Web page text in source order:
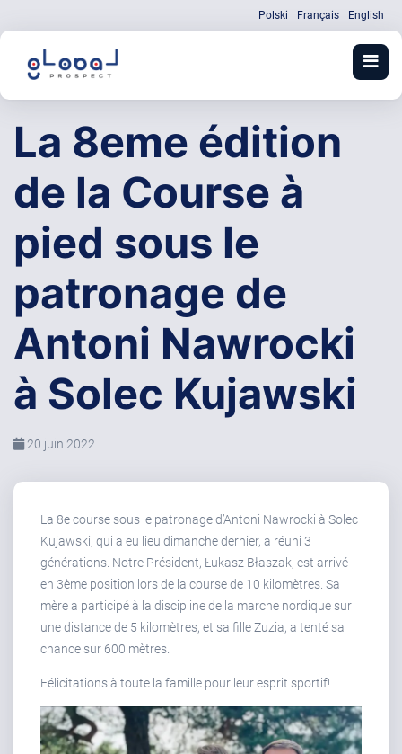
Polski Français English
La 8eme édition
de la Course à
pied sous le
patronage de
Antoni Nawrocki
à Solec Kujawski
20 juin 2022
La 8e course sous le patronage d’Antoni Nawrocki à Solec
Kujawski, qui a eu lieu dimanche dernier, a réuni 3
générations. Notre Président, Łukasz Błaszak, est arrivé
en 3ème position lors de la course de 10 kilomètres. Sa
mère a participé à la discipline de la marche nordique sur
une distance de 5 kilomètres, et sa fille Zuzia, a tenté sa
chance sur 600 mètres.
Félicitations à toute la famille pour leur esprit sportif!